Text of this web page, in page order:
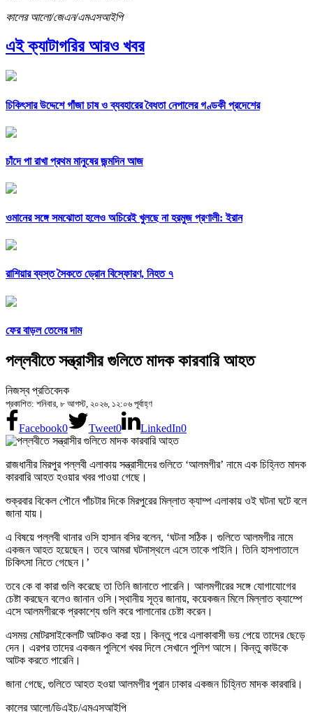
কালের আলো/জেএন/এমএসআইপি
এই ক্যাটাগরির আরও খবর
চিকিৎসার উদ্দেশে গাঁজা চাষ ও ব্যবহারের বৈধতা নেপালের গণ্ডকী প্রদেশের
চাঁদে পা রাখা প্রথম মানুষের জন্মদিন আজ
ওমানের সঙ্গে সমঝোতা হলেও অচিরেই খুলছে না হরমুজ প্রণালী: ইরান
রাশিয়ার ব্যস্ত সৈকতে ড্রোন বিস্ফোরণ, নিহত ৭
ফের বাড়ল তেলের দাম
পল্লবীতে সন্ত্রাসীর গুলিতে মাদক কারবারি আহত
নিজস্ব প্রতিবেদক
প্রকাশিত: শনিবার, ৮ আগস্ট, ২০২৬, ১২:০৬ পূর্বাহ্ণ
Facebook0 Tweet0 LinkedIn0
রাজধানীর মিরপুর পল্লবী এলাকায় সন্ত্রাসীদের গুলিতে ‘আলমগীর’ নামে এক চিহ্নিত মাদক
কারবারি আহত হওয়ার খবর পাওয়া গেছে।
শুক্রবার বিকেল পৌনে পাঁচটার দিকে মিরপুরের মিল্লাত ক্যাম্প এলাকায় ওই ঘটনা ঘটে বলে
জানা যায়।
এ বিষয়ে পল্লবী থানার ওসি হাসান বসির বলেন, ‘ঘটনা সঠিক। গুলিতে আলমগীর নামে
একজন আহত হয়েছেন। তবে আমরা ঘটনাস্থলে এসে তাকে পাইনি। তিনি হাসপাতালে
চিকিৎসা নিতে গেছেন।’
তবে কে বা কারা গুলি করেছে তা তিনি জানাতে পারেনি। আলমগীরের সঙ্গে যোগাযোগের
চেষ্টা করছেন বলেও জানান ওসি।স্থানীয় সূত্র জানায়, কয়েকজন মিলে মিল্লাত ক্যাম্পে
এসে আলমগীরকে প্রকাশ্যে গুলি করে পালানোর চেষ্টা করেন।
এসময় মোটরসাইকেলটি আটকও করা হয়। কিন্তু পরে এলাকাবাসী ভয় পেয়ে তাদের ছেড়ে
দেন। এরপর তাদের একজন পুলিশে খবর দিলে সেখানে ‍পুলিশ আসে। কিন্তু কাউকে
আটক করতে পারেনি।
জানা গেছে, গুলিতে আহত হওয়া আলমগীর ‍পুরান ঢাকার একজন চিহ্নিত মাদক কারবারি।
কালের আলো/ডিএইচ/এমএসআইপি